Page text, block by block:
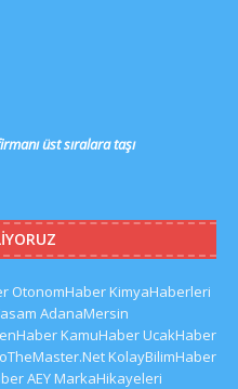
üst sıralara taşı
OtonomHaberKimyaHaberleri
AdanaMersin
KamuHaberUcakHaber
KolayBilimHaber
AEYMarkaHikayeleri